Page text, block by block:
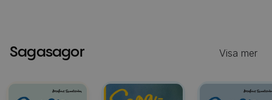
Sagasagor Visa mer